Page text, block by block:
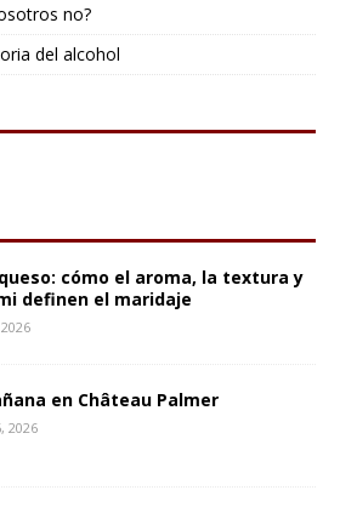
no?
del alcohol
cómo el aroma, la textura y
definen el maridaje
en Château Palmer
2026